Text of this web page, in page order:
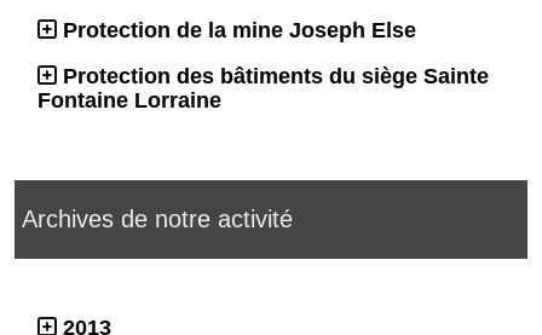
Protection de la mine Joseph Else
Protection des bâtiments du siège Sainte
Fontaine Lorraine
Archives de notre activité
2013